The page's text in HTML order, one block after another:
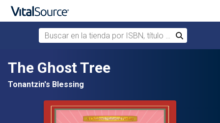
Saltar al contenido principal
Buscar en la tienda por ISBN, título o autor
Buscar
The Ghost Tree
Tonantzin's Blessing